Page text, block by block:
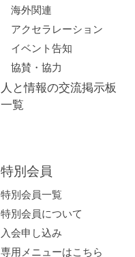
海外関連
アクセラレーション
イベント告知
協賛・協力
人と情報の交流掲示板
一覧
特別会員
特別会員一覧
特別会員について
入会申し込み
専用メニューはこちら